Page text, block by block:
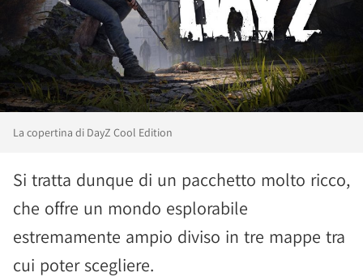
La copertina di DayZ Cool Edition
Si tratta dunque di un pacchetto molto ricco,
che offre un mondo esplorabile
estremamente ampio diviso in tre mappe tra
cui poter scegliere.